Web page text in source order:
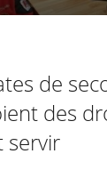
de
des
servir